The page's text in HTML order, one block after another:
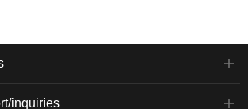
inquiries